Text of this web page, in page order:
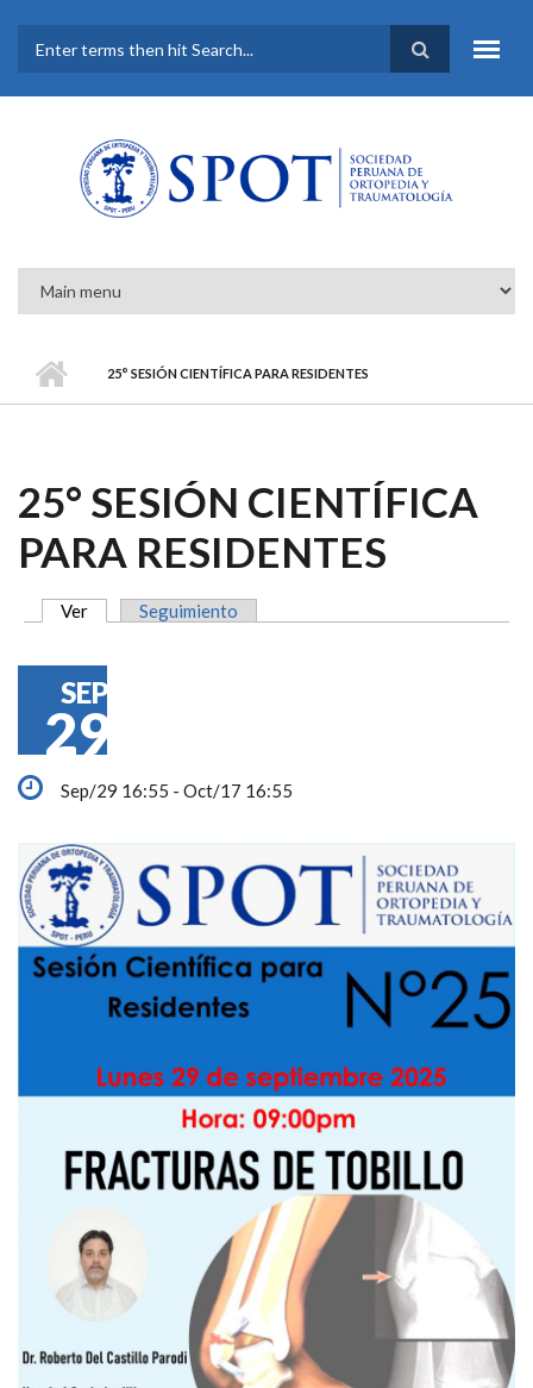
FORMULARIO DE
BÚSQUEDA
25° SESIÓN CIENTÍFICA PARA RESIDENTES
25° SESIÓN CIENTÍFICA
PARA RESIDENTES
Ver (solapa activa)
Seguimiento
SEP
29
Sep/29 16:55 - Oct/17 16:55